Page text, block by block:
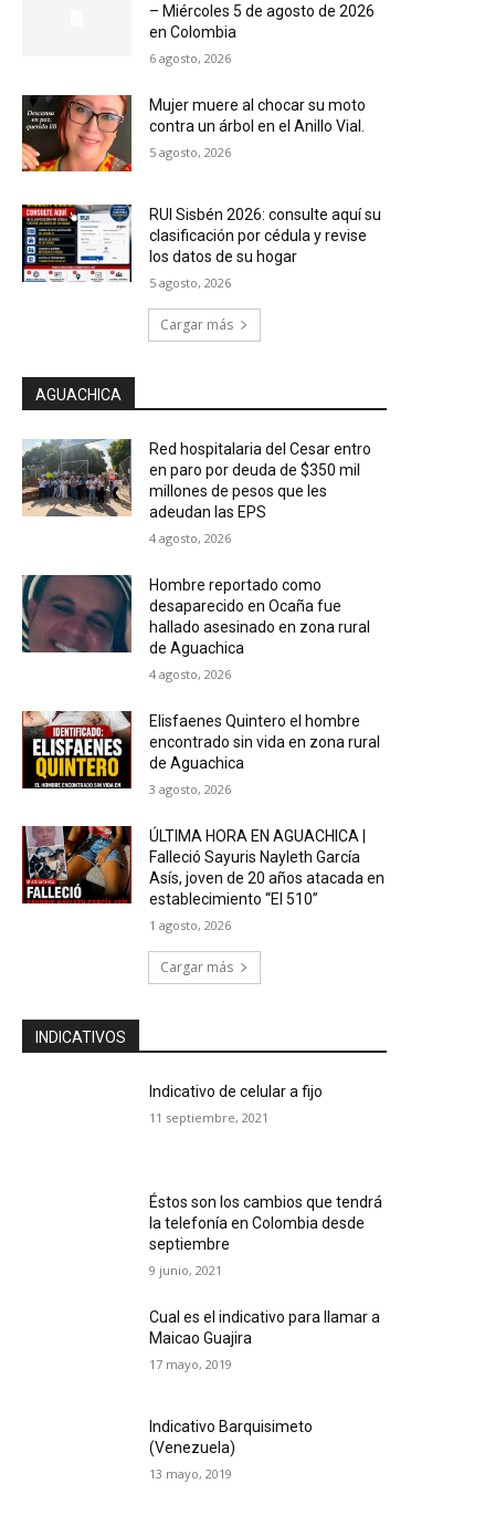
– Miércoles 5 de agosto de 2026
en Colombia
6 agosto, 2026
Mujer muere al chocar su moto
contra un árbol en el Anillo Vial.
5 agosto, 2026
RUI Sisbén 2026: consulte aquí su
clasificación por cédula y revise
los datos de su hogar
5 agosto, 2026
Cargar más
AGUACHICA
Red hospitalaria del Cesar entro
en paro por deuda de $350 mil
millones de pesos que les
adeudan las EPS
4 agosto, 2026
Hombre reportado como
desaparecido en Ocaña fue
hallado asesinado en zona rural
de Aguachica
4 agosto, 2026
Elisfaenes Quintero el hombre
encontrado sin vida en zona rural
de Aguachica
3 agosto, 2026
ÚLTIMA HORA EN AGUACHICA |
Falleció Sayuris Nayleth García
Asís, joven de 20 años atacada en
establecimiento “El 510”
1 agosto, 2026
Cargar más
INDICATIVOS
Indicativo de celular a fijo
11 septiembre, 2021
Éstos son los cambios que tendrá
la telefonía en Colombia desde
septiembre
9 junio, 2021
Cual es el indicativo para llamar a
Maicao Guajira
17 mayo, 2019
Indicativo Barquisimeto
(Venezuela)
13 mayo, 2019